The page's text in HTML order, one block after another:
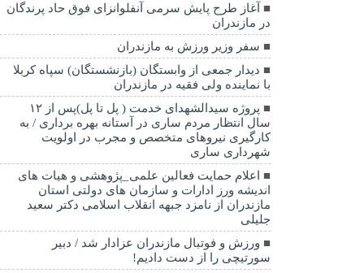
آغاز طرح پایش سرمی آنفلوانزای فوق حاد پرندگان
در مازندران
سفر وزیر ورزش به مازندران
دیدار جمعی از وابستگان (بازنشستگان) سپاه کربلا
با نماینده ولی فقیه در مازندران
پروژه سیدالشهدای خدمت ( پل تا پل)پس از ۱۲
سال انتظار مردم ساری در آستانه بهره برداری / به
کارگیری نیروهای متخصص و مجرب در اولویت
شهرداری ساری
اعلام حمایت فعالین علمی_پژوهشی و هیات های
اندیشه ورز ادارات و سازمان های دولتی استان
مازندران از نامزد جبهه انقلاب اسلامی دکتر سعید
جلیلی
ورزش و فوتبال مازندران عزادار شد / دبیر
سورتیچی را از دست دادیم!